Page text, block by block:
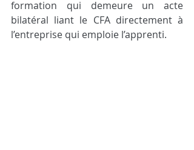
formation qui demeure un acte
bilatéral liant le CFA directement à
l’entreprise qui emploie l’apprenti.